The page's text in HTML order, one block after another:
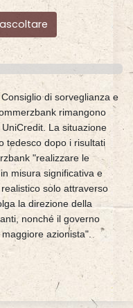
di sorveglianza e
rimangono
La situazione
tedesco dopo i risultati
"realizzare le
misura significativa e
solo attraverso
la direzione della
nonché il governo
azionista".